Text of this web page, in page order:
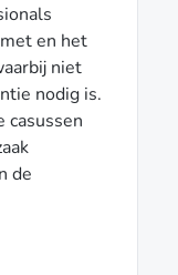
en het
niet
nodig is.
casussen
de